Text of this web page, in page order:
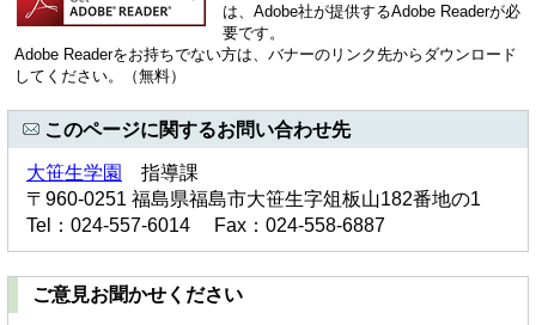
は、Adobe社が提供するAdobe Readerが必
要です。
Adobe Readerをお持ちでない方は、バナーのリンク先からダウンロード
してください。（無料）
このページに関するお問い合わせ先
大笹生学園
指導課
〒960-0251 福島県福島市大笹生字俎板山182番地の1
Tel：024-557-6014 Fax：024-558-6887
ご意見お聞かせください